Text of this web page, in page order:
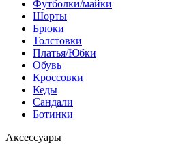
Футболки/майки
Шорты
Брюки
Толстовки
Платья/Юбки
Обувь
Кроссовки
Кеды
Сандали
Ботинки
Аксессуары